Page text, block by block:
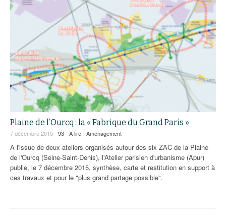
Plaine de l’Ourcq : la « Fabrique du Grand Paris »
7 décembre 2015 - 93- A lire- Aménagement
A l'issue de deux ateliers organisés autour des six ZAC de la Plaine
de l'Ourcq (Seine-Saint-Denis), l'Atelier parisien d'urbanisme (Apur)
publie, le 7 décembre 2015, synthèse, carte et restitution en support à
ces travaux et pour le "plus grand partage possible".